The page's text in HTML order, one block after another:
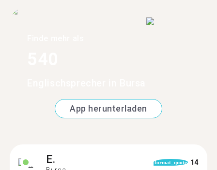
App herunterladen
E. format_quote 14